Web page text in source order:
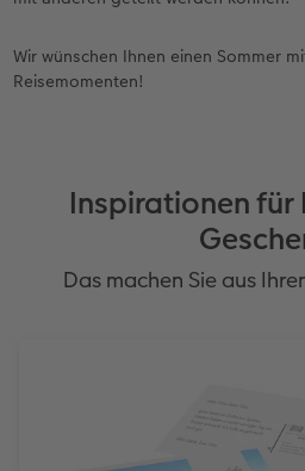
Wir wünschen Ihnen einen Sommer
Reisemomenten!
Inspirationen für
Das machen Sie aus